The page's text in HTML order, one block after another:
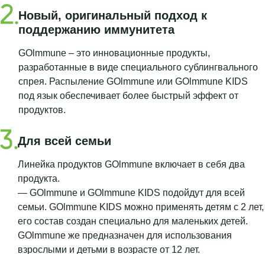
Новый, оригинальный подход к
поддержанию иммунитета
GOlmmune – это инновационные продукты,
разработанные в виде специального сублингвального
спрея. Распыление GOlmmune или GOlmmune KIDS
под язык обеспечивает более быстрый эффект от
продуктов.
Для всей семьи
Линейка продуктов GOlmmune включает в себя два
продукта.
— GOlmmune и GOlmmune KIDS подойдут для всей
семьи. GOlmmune KIDS можно применять детям с 2 лет,
его состав создан специально для маленьких детей.
GOlmmune же предназначен для использования
взрослыми и детьми в возрасте от 12 лет.